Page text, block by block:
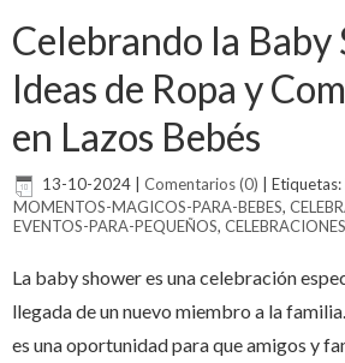
Celebrando la Baby
Ideas de Ropa y
en Lazos Bebés
13-10-2024 Comentarios (0) Etiquetas:
MOMENTOS-MAGICOS-PARA-BEBES,
EVENTOS-PARA-PEQUEÑOS,
La baby shower es una celebración
llegada de un nuevo miembro a la
es una oportunidad para que amigos y